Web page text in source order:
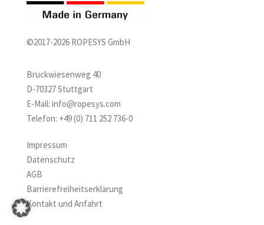
©2017-2026 ROPESYS GmbH
Bruckwiesenweg 40
D-70327 Stuttgart
E-Mail: info@ropesys.com
Telefon: +49 (0) 711 252 736-0
Impressum
Datenschutz
AGB
Barrierefreiheitserklärung
Kontakt und Anfahrt